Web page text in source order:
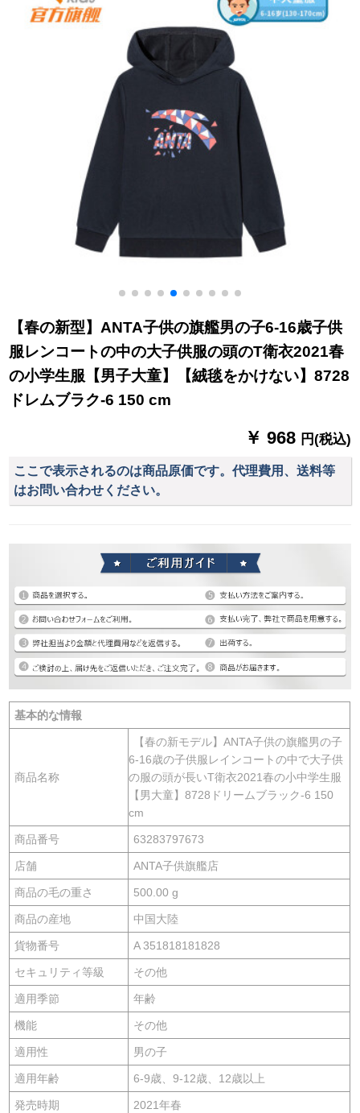
ァァァイル色（シミ
【春の新型】ANTA子供の旗艦男の子6-16歳子供
服レンコートの中の大子供服の頭のT衛衣2021春
の小学生服【男子大童】【絨毯をかけない】8728
ドレムブラク-6 150 cm
￥ 968 円(税込)
ここで表示されるのは商品原価です。代理費用、送料等
はお問い合わせください。
基本的な情報
商品名称
【春の新モデル】ANTA子供の旗艦男の子
6-16歳の子供服レインコートの中で大子供
の服の頭が長いT衛衣2021春の小中学生服
【男大童】8728ドリームブラック-6 150
cm
商品番号 63283797673
店舗 ANTA子供旗艦店
商品の毛の重さ 500.00 g
商品の産地 中国大陸
貨物番号 A 351818181828
セキュリティ等級 その他
適用季節 年齢
機能 その他
適用性 男の子
適用年齢 6-9歳、9-12歳、12歳以上
発売時期 2021年春